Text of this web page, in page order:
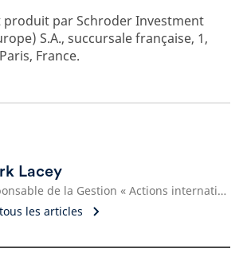
produit par Schroder Investment
S.A., succursale française, 1,
France.
Lacey
Responsable de la Gestion « Actions internationales / Ressources naturelles », Gérant de portefeuille
les articles